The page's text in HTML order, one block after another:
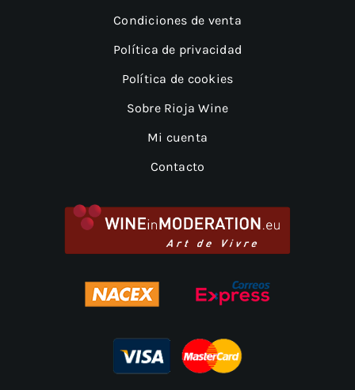
Condiciones de venta
Política de privacidad
Política de cookies
Sobre Rioja Wine
Mi cuenta
Contacto